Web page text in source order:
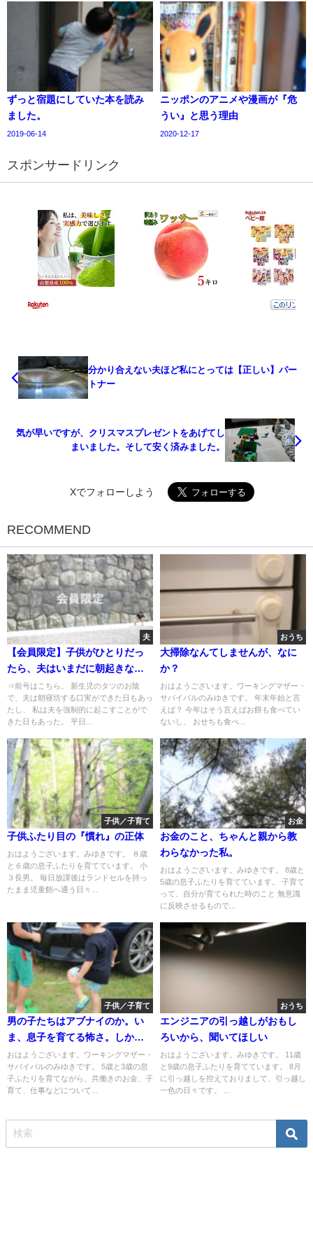
ずっと宿題にしていた本を読み
ました。
2019-06-14
ニッポンのアニメや漫画が『危
うい』と思う理由
2020-12-17
スポンサードリンク
分かり合えない夫ほど私にとっては【正しい】パー
トナー
気が早いですが、クリスマスプレゼントをあげてし
まいました。そして安く済みました。
Xでフォローしよう
RECOMMEND
夫
【会員限定】子供がひとりだっ
たら、夫はいまだに朝起きなか
ったんだろうか
⇒前号はこちら。 新生児のタツのお陰
で、夫は朝寝坊する口実ができた日もあっ
たし、 私は夫を強制的に起こすことがで
きた日もあった。 平日...
おうち
大掃除なんてしませんが、なに
か？
おはようございます。ワーキングマザー・
サバイバルのみゆきです。 年末年始と言
えば？ 今年はそう言えばお餅も食べてい
ないし、 おせちも食べ...
子供／子育て
子供ふたり目の『慣れ』の正体
おはようございます。みゆきです。 ８歳
と６歳の息子ふたりを育てています。 小
３長男。 毎日放課後はランドセルを持っ
たまま児童館へ通う日々...
お金
お金のこと、ちゃんと親から教
わらなかった私。
おはようございます。みゆきです。 8歳と
5歳の息子ふたりを育てています。 子育て
って、自分が育てられた時のこと 無意識
に反映させるもので...
子供／子育て
男の子たちはアブナイのか。い
ま、息子を育てる怖さ。しかも
ふたり。
おはようございます。ワーキングマザー・
サバイバルのみゆきです。 5歳と3歳の息
子ふたりを育てながら、共働きのお金、子
育て、仕事などについて...
おうち
エンジニアの引っ越しがおもし
ろいから、聞いてほしい
おはようございます。みゆきです。 11歳
と9歳の息子ふたりを育てています。 8月
に引っ越しを控えておりまして、引っ越し
一色の日々です。 ...